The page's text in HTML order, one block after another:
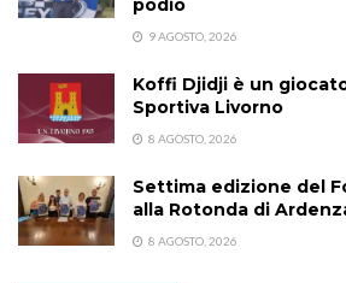
podio
9 AGOSTO, 2026
Koffi Djidji è un
Sportiva Livorno
8 AGOSTO, 2026
Settima edizione del
alla Rotonda di
8 AGOSTO, 2026